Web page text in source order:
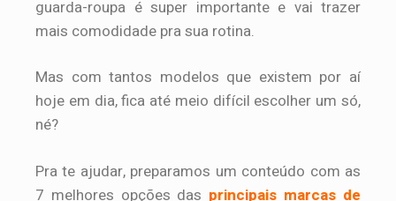
guarda-roupa é super importante e vai trazer
mais comodidade pra sua rotina.
Mas com tantos modelos que existem por aí
hoje em dia, fica até meio difícil escolher um só,
né?
Pra te ajudar, preparamos um conteúdo com as
7 melhores opções das principais marcas de